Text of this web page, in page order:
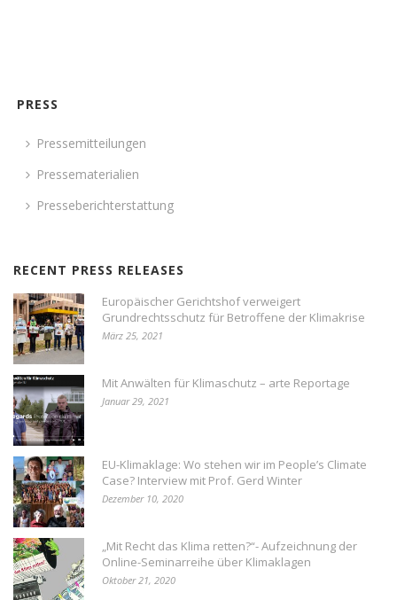
PRESS
Pressemitteilungen
Pressematerialien
Presseberichterstattung
RECENT PRESS RELEASES
Europäischer Gerichtshof verweigert
Grundrechtsschutz für Betroffene der Klimakrise
März 25, 2021
Mit Anwälten für Klimaschutz – arte Reportage
Januar 29, 2021
EU-Klimaklage: Wo stehen wir im People’s Climate
Case? Interview mit Prof. Gerd Winter
Dezember 10, 2020
„Mit Recht das Klima retten?“- Aufzeichnung der
Online-Seminarreihe über Klimaklagen
Oktober 21, 2020